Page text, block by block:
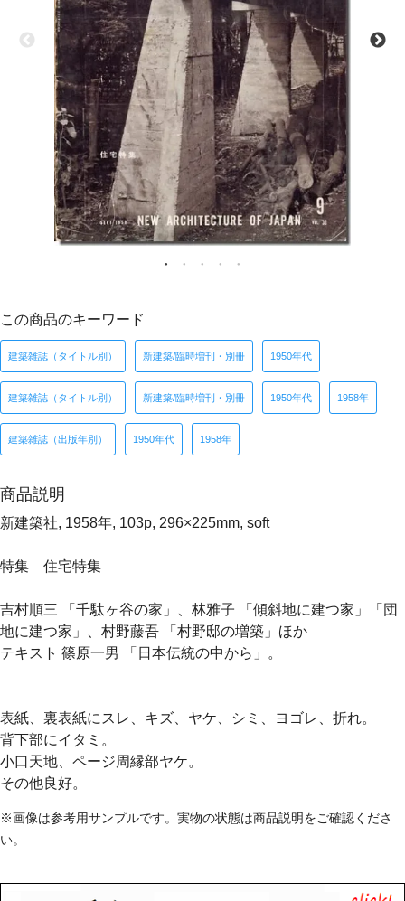
この商品のキーワード
建築雑誌（タイトル別） 新建築/臨時増刊・別冊 1950年代
建築雑誌（タイトル別） 新建築/臨時増刊・別冊 1950年代 1958年
建築雑誌（出版年別） 1950年代 1958年
商品説明
新建築社, 1958年, 103p, 296×225mm, soft
特集 住宅特集
吉村順三 「千駄ヶ谷の家」、林雅子 「傾斜地に建つ家」「団
地に建つ家」、村野藤吾 「村野邸の増築」ほか
テキスト 篠原一男 「日本伝統の中から」。
表紙、裏表紙にスレ、キズ、ヤケ、シミ、ヨゴレ、折れ。
背下部にイタミ。
小口天地、ページ周縁部ヤケ。
その他良好。
※画像は参考用サンプルです。実物の状態は商品説明をご確認くださ
い。